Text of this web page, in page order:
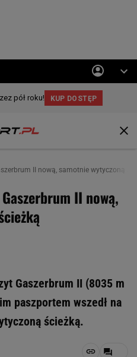
II nową, samotnie wytyczoną
II nową,
Gaszerbrum II (8035 m
paszportem wszedł na
ścieżką.